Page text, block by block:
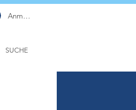
Anmelden
SUCHE